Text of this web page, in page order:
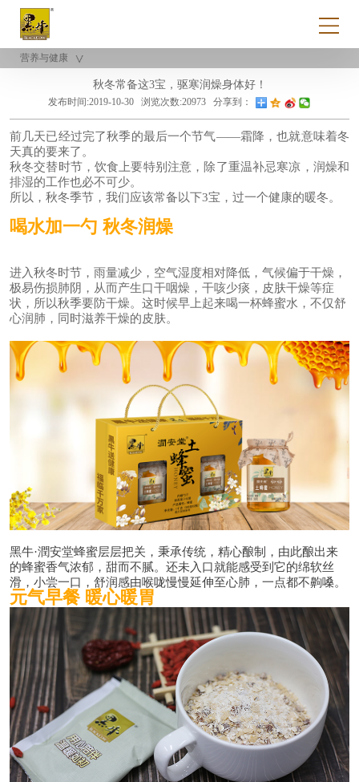
营养与健康
秋冬常备这3宝，驱寒润燥身体好！
发布时间:2019-10-30 浏览次数:20973 分享到：
前几天已经过完了秋季的最后一个节气——霜降，也就意味着冬
天真的要来了。
秋冬交替时节，饮食上要特别注意，除了重温补忌寒凉，润燥和
排湿的工作也必不可少。
所以，秋冬季节，我们应该常备以下3宝，过一个健康的暖冬。
喝水加一勺 秋冬润燥
进入秋冬时节，雨量减少，空气湿度相对降低，气候偏于干燥，
极易伤损肺阴，从而产生口干咽燥，干咳少痰，皮肤干燥等症
状，所以秋季要防干燥。这时候早上起来喝一杯蜂蜜水，不仅舒
心润肺 ，同时滋养干燥的皮肤。
黑牛·潤安堂蜂蜜层层把关，秉承传统，精心酿制，由此酿出来
的蜂蜜香气浓郁，甜而不腻。还未入口就能感受到它的绵软丝
滑，小尝一口，舒润感由喉咙慢慢延伸至心肺，一点都不齁嗓。
元气早餐 暖心暖胃